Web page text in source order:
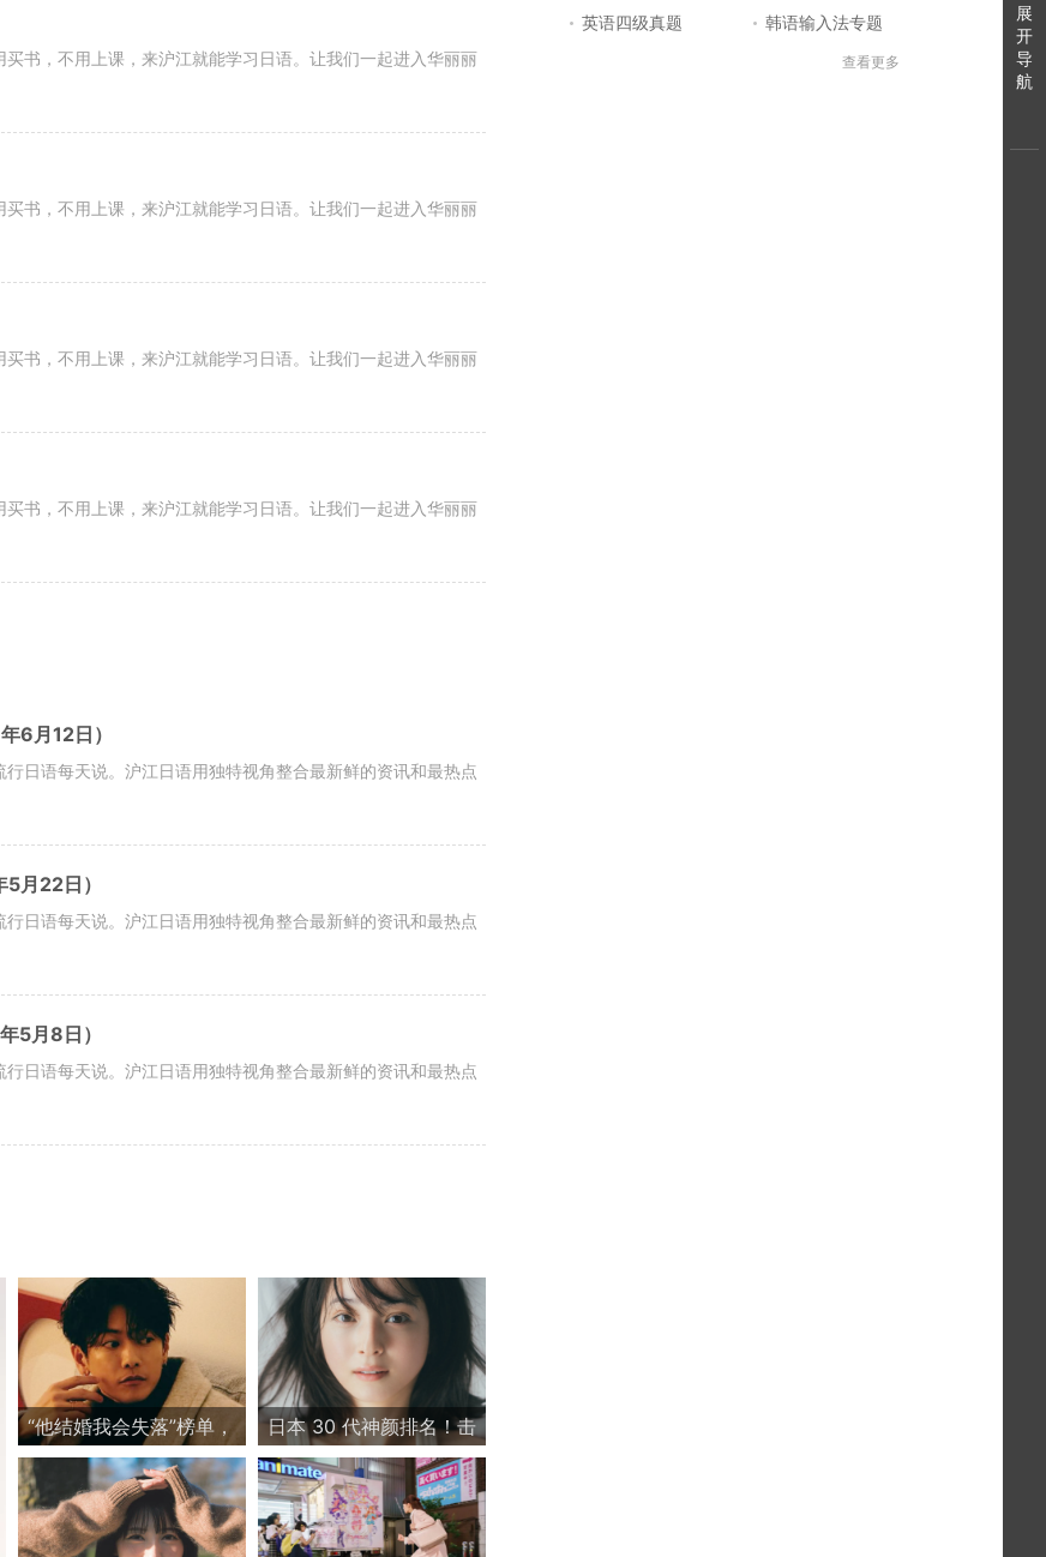
书，不用上课，来沪江就能学习日语。让我们一起进入华丽丽
书，不用上课，来沪江就能学习日语。让我们一起进入华丽丽
书，不用上课，来沪江就能学习日语。让我们一起进入华丽丽
书，不用上课，来沪江就能学习日语。让我们一起进入华丽丽
6月12日）
日语每天说。沪江日语用独特视角整合最新鲜的资讯和最热点
月22日）
日语每天说。沪江日语用独特视角整合最新鲜的资讯和最热点
5月8日）
日语每天说。沪江日语用独特视角整合最新鲜的资讯和最热点
“他结婚我会失落”榜单，
樱花妹还是不能放过
他？
日本 30 代神颜排名！击
败新垣结衣、长泽雅
美，第一居然是她？
英语四级真题
韩语输入法专题
日语输入法查看更多
展
开
导
航